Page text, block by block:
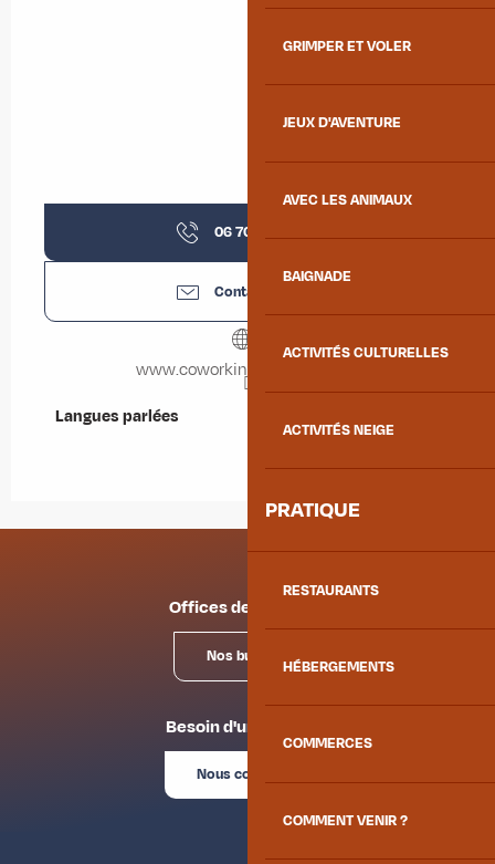
GRIMPER ET VOLER
JEUX D'AVENTURE
AVEC LES ANIMAUX
BAIGNADE
ACTIVITÉS CULTURELLES
ACTIVITÉS NEIGE
PRATIQUE
RESTAURANTS
HÉBERGEMENTS
COMMERCES
COMMENT VENIR ?
06 70 57 58
Contactez-nous
www.coworking-maurienne.fr
Langues parlées
Langues parlées
Offices de tourisme
Nos bureaux
Besoin d'un conseil ?
Nous contacter